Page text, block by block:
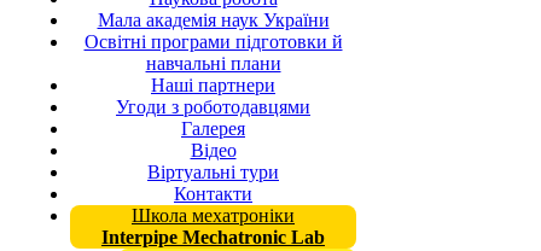
Мала академія наук України
Освітні програми підготовки й
навчальні плани
Наші партнери
Угоди з роботодавцями
Галерея
Відео
Віртуальні тури
Контакти
Школа мехатроніки
Interpipe Mechatronic Lab